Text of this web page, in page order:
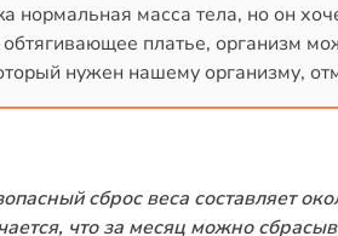
нормальная масса тела, но он
платье, организм
нужен нашему организму,
сброс веса составляет
что за месяц можно